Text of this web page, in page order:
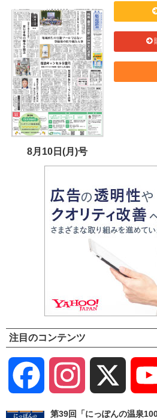
8月10日(月)号
注目のコンテンツ
Facebook Instagram
第39回「にっぽんの温泉